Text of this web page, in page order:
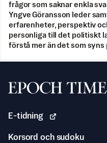
frågor som saknar enkla
Yngve Göransson leder
erfarenheter, perspektiv
personliga till det politiskt
förstå mer än det som syns
Svenska Epoch
E-tidning
Korsord och sudoku